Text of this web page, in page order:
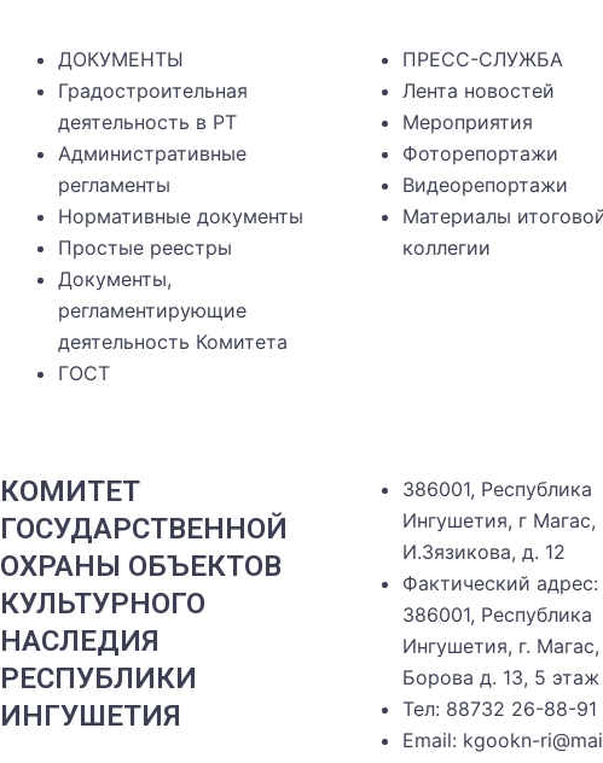
ДОКУМЕНТЫ
Градостроительная
деятельность в РТ
Административные
регламенты
Нормативные документы
Простые реестры
Документы,
регламентирующие
деятельность Комитета
ГОСТ
ПРЕСС-СЛУЖБА
Лента новостей
Мероприятия
Фоторепортажи
Видеорепортажи
Материалы
коллегии
КОМИТЕТ
ГОСУДАРСТВЕННОЙ
ОХРАНЫ ОБЪЕКТОВ
КУЛЬТУРНОГО
НАСЛЕДИЯ
РЕСПУБЛИКИ
ИНГУШЕТИЯ
386001, Республика
Ингушетия, г Магас,
И.Зязикова, д. 12
Фактический адрес:
386001, Республика
Ингушетия, г.
Борова д. 13, 5 этаж
Тел: 88732 26-88-91
Email: kgookn-